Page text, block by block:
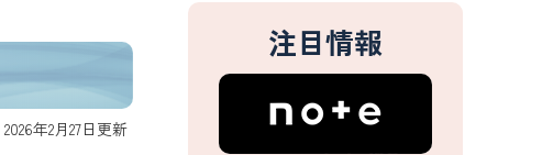
2026年2月27日 更新
注目情報